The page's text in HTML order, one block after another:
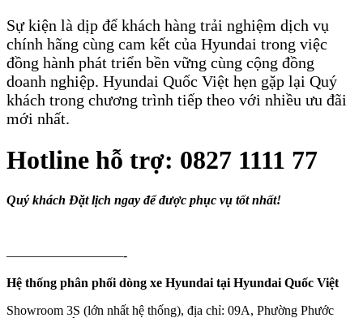
Sự kiện là dịp để khách hàng trải nghiệm dịch vụ
chính hãng cùng cam kết của Hyundai trong việc
đồng hành phát triển bền vững cùng cộng đồng
doanh nghiệp. Hyundai Quốc Việt hẹn gặp lại Quý
khách trong chương trình tiếp theo với nhiều ưu đãi
mới nhất.
Hotline hỗ trợ: 0827 1111 77
Quý khách Đặt lịch ngay để được phục vụ tốt nhất!
—————————-
Hệ thống phân phối dòng xe Hyundai tại Hyundai Quốc Việt
Showroom 3S (lớn nhất hệ thống), địa chỉ: 09A, Phường Phước